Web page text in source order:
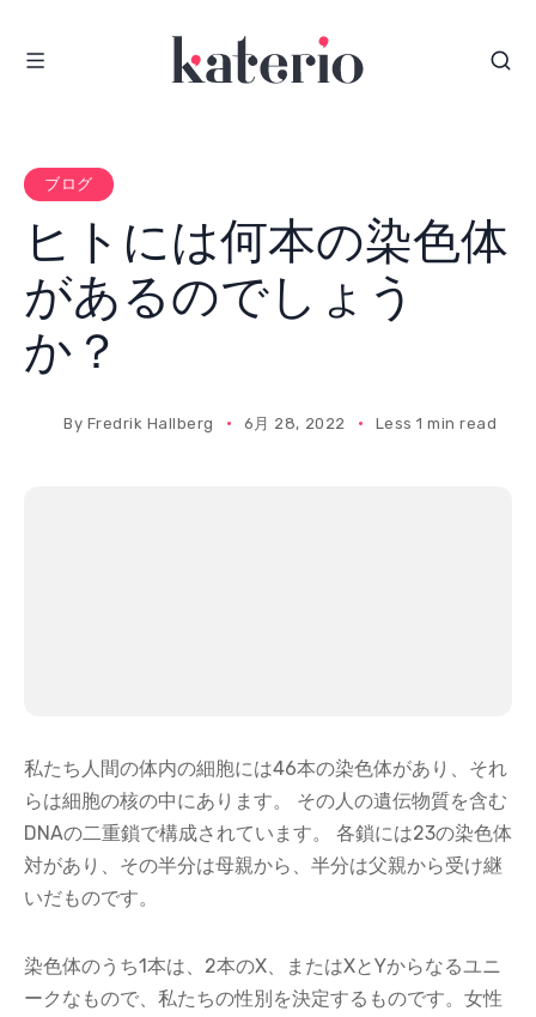
ブログ
ヒトには何本の染色体
があるのでしょう
か？
By Fredrik Hallberg 6月 28, 2022 Less 1 min read
私たち人間の体内の細胞には46本の染色体があり、それ
らは細胞の核の中にあります。 その人の遺伝物質を含む
DNAの二重鎖で構成されています。 各鎖には23の染色体
対があり、その半分は母親から、半分は父親から受け継
いだものです。
染色体のうち1本は、2本のX、またはXとYからなるユニ
ークなもので、私たちの性別を決定するものです。女性